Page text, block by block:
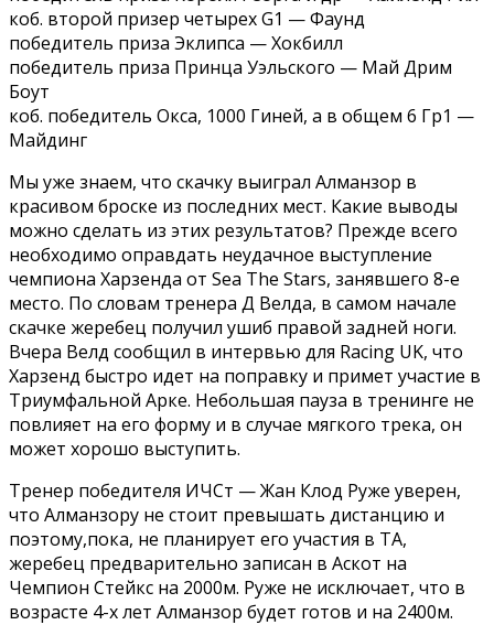
коб. второй призер четырех G1 — Фаунд
победитель приза Эклипса — Хокбилл
победитель приза Принца Уэльского — Май Дрим
Боут
коб. победитель Окса, 1000 Гиней, а в общем 6 Гр1 —
Майдинг
Мы уже знаем, что скачку выиграл Алманзор в
красивом броске из последних мест. Какие выводы
можно сделать из этих результатов? Прежде всего
необходимо оправдать неудачное выступление
чемпиона Харзенда от Sea The Stars, занявшего 8-е
место. По словам тренера Д Велда, в самом начале
скачке жеребец получил ушиб правой задней ноги.
Вчера Велд сообщил в интервью для Racing UK, что
Харзенд быстро идет на поправку и примет участие в
Триумфальной Арке. Небольшая пауза в тренинге не
повлияет на его форму и в случае мягкого трека, он
может хорошо выступить.
Тренер победителя ИЧСт — Жан Клод Руже уверен,
что Алманзору не стоит превышать дистанцию и
поэтому,пока, не планирует его участия в ТА,
жеребец предварительно записан в Аскот на
Чемпион Стейкс на 2000м. Руже не исключает, что в
возрасте 4-х лет Алманзор будет готов и на 2400м.